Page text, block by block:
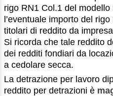
rigo RN1 Col.1 del
l’eventuale importo del
titolari di reddito da
Si ricorda che tale reddito
dei redditi fondiari da
a cedolare secca.
La detrazione per lavoro
reddito per detrazioni è